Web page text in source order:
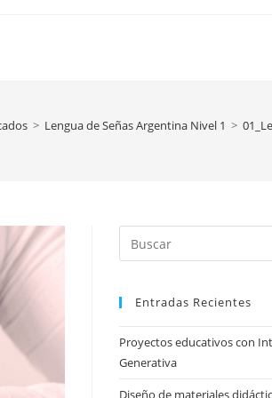
> Lengua de Señas Argentina Nivel 1 >
Entradas Recientes
Proyectos educativos con
Generativa
Diseño de materiales